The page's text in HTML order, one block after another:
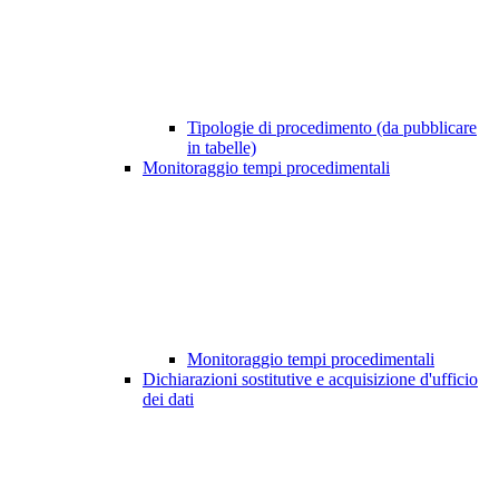
Tipologie di procedimento (da pubblicare
in tabelle)
Monitoraggio tempi procedimentali
Monitoraggio tempi procedimentali
Dichiarazioni sostitutive e acquisizione d'ufficio
dei dati